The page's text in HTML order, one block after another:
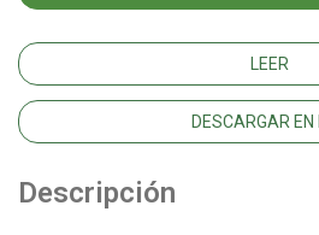
LEER
DESCARGAR EN
Descripción